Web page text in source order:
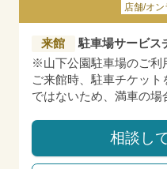
店舗/オ
来館
駐車場サービス
※山下公園駐車場のご
ご来館時、駐車チケッ
ではないため、満車の場
相談し